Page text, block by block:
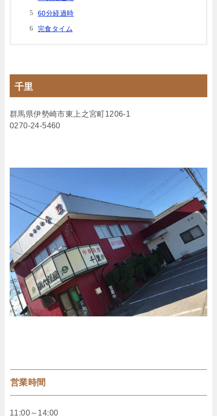
60分経過時
完食タイム
千里
群馬県伊勢崎市東上之宮町1206-1
0270-24-5460
営業時間
11:00～14:00